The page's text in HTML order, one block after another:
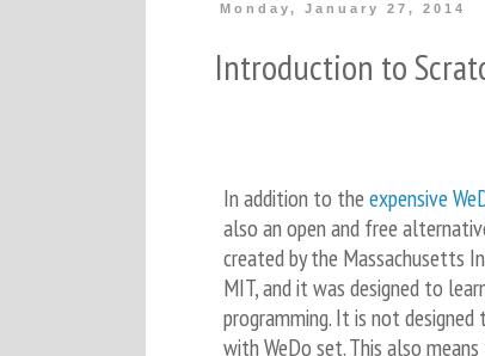
Monday, January 27, 2014
Introduction to
In addition to theexpensive
also an open and free
created by the Massachusetts
MIT, and it was designed to
programming. It is not
with WeDo set. This also